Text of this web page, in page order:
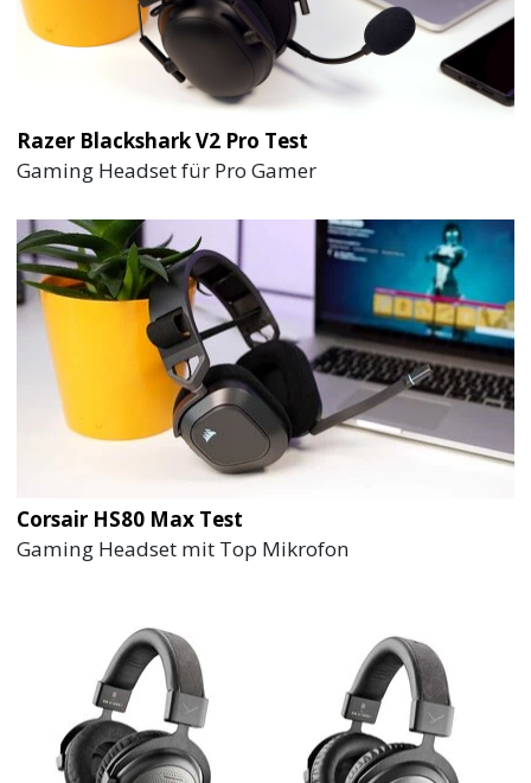
Razer Blackshark V2 Pro Test
Gaming Headset für Pro Gamer
Corsair HS80 Max Test
Gaming Headset mit Top Mikrofon